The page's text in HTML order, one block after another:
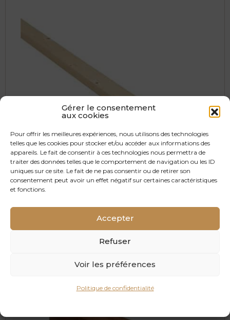
Gérer le consentement
aux cookies
Pour offrir les meilleures expériences, nous utilisons des technologies
telles que les cookies pour stocker et/ou accéder aux informations des
appareils. Le fait de consentir à ces technologies nous permettra de
traiter des données telles que le comportement de navigation ou les ID
uniques sur ce site. Le fait de ne pas consentir ou de retirer son
consentement peut avoir un effet négatif sur certaines caractéristiques
et fonctions.
Accepter
Refuser
Voir les préférences
Politique de confidentialité
Tasseaux Épicéa